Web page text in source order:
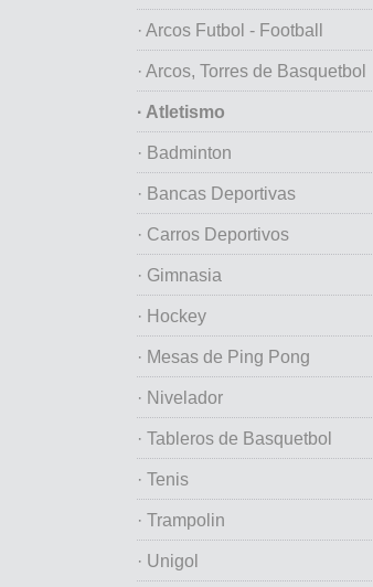
· Arcos Futbol - Football
· Arcos, Torres de Basquetbol
· Atletismo
· Badminton
· Bancas Deportivas
· Carros Deportivos
· Gimnasia
· Hockey
· Mesas de Ping Pong
· Nivelador
· Tableros de Basquetbol
· Tenis
· Trampolin
· Unigol